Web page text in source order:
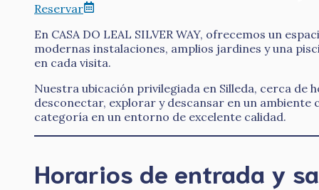
Reservar
En CASA DO LEAL SILVER WAY, ofrecemos un
modernas instalaciones, amplios jardines y una
en cada visita.
Nuestra ubicación privilegiada en Silleda, cerca de
desconectar, explorar y descansar en un
categoría en un entorno de excelente calidad.
Horarios de entrada y